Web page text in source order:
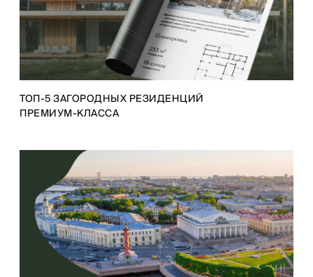
ТОП-5 ЗАГОРОДНЫХ РЕЗИДЕНЦИЙ
ПРЕМИУМ-КЛАССА